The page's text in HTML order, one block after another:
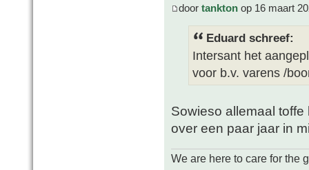
door tankton op 16 maart
Eduard schreef:
Intersant het
voor b.v. varens /
Sowieso allemaal
over een paar jaar in
We are here to care for the